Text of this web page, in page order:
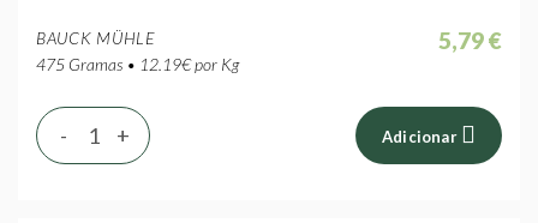
BAUCK MÜHLE
475 Gramas • 12.19€ por Kg
5,79 €
+
- Adicionar